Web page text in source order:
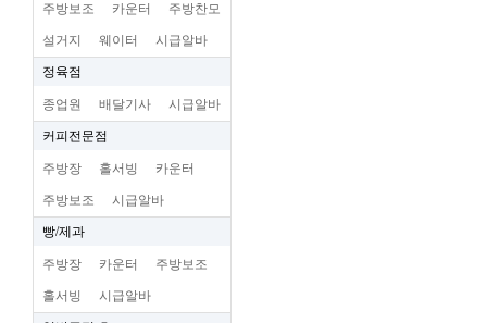
주방보조 카운터 주방찬모
설거지 웨이터 시급알바
정육점
종업원 배달기사 시급알바
커피전문점
주방장 홀서빙 카운터
주방보조 시급알바
빵/제과
주방장 카운터 주방보조
홀서빙 시급알바